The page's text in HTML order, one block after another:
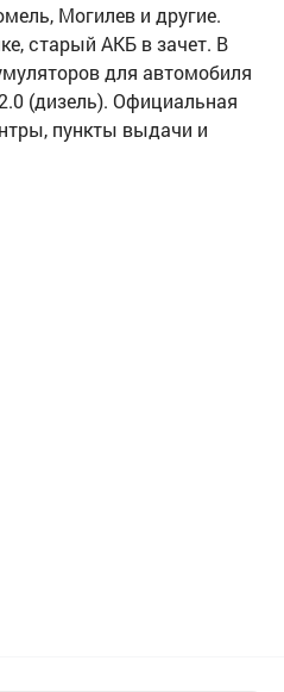
Могилев и другие.
старый АКБ в зачет. В
для автомобиля
(дизель). Официальная
пункты выдачи и